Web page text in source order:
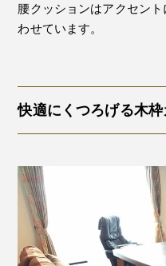
腰クッションはアクセン
わせています。
快適にくつろげる木